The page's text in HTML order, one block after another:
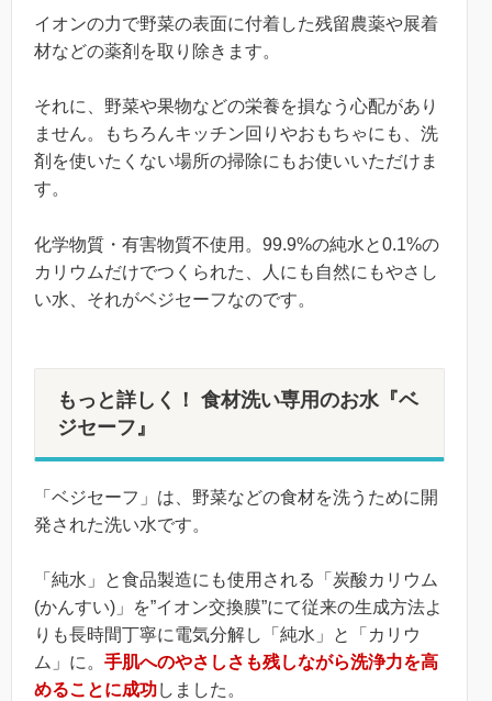
イオンの力で野菜の表面に付着した残留農薬や展着
材などの薬剤を取り除きます。
それに、野菜や果物などの栄養を損なう心配があり
ません。もちろんキッチン回りやおもちゃにも、洗
剤を使いたくない場所の掃除にもお使いいただけま
す。
化学物質・有害物質不使用。99.9%の純水と0.1%の
カリウムだけでつくられた、人にも自然にもやさし
い水、それがベジセーフなのです。
もっと詳しく！ 食材洗い専用のお水『ベ
ジセーフ』
「ベジセーフ」は、野菜などの食材を洗うために開
発された洗い水です。
「純水」と食品製造にも使用される「炭酸カリウム
(かんすい)」を”イオン交換膜”にて従来の生成方法よ
りも長時間丁寧に電気分解し「純水」と「カリウ
ム」に。 手肌へのやさしさも残しながら洗浄力を高
めることに成功しました。